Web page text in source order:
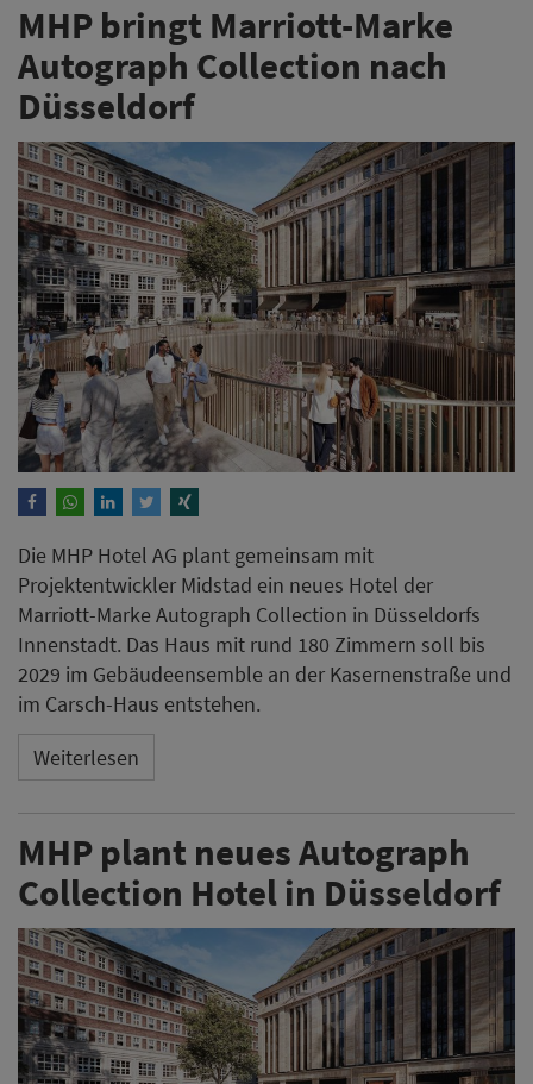
MHP bringt Marriott-Marke
Autograph Collection nach
Düsseldorf
Die MHP Hotel AG plant gemeinsam mit
Projektentwickler Midstad ein neues Hotel der
Marriott-Marke Autograph Collection in Düsseldorfs
Innenstadt. Das Haus mit rund 180 Zimmern soll bis
2029 im Gebäudeensemble an der Kasernenstraße und
im Carsch-Haus entstehen.
Weiterlesen
MHP plant neues Autograph
Collection Hotel in Düsseldorf